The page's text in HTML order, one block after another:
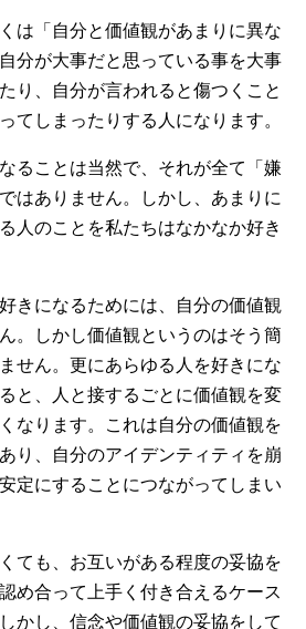
は「自分と価値観があまりに異な
分が大事だと思っている事を大事
り、自分が言われると傷つくこと
てしまったりする人になります。
ることは当然で、それが全て「嫌
はありません。しかし、あまりに
人のことを私たちはなかなか好き
きになるためには、自分の価値観
。しかし価値観というのはそう簡
せん。更にあらゆる人を好きにな
と、人と接するごとに価値観を変
なります。これは自分の価値観を
り、自分のアイデンティティを崩
定にすることにつながってしまい
ても、お互いがある程度の妥協を
め合って上手く付き合えるケース
かし、信念や価値観の妥協をして